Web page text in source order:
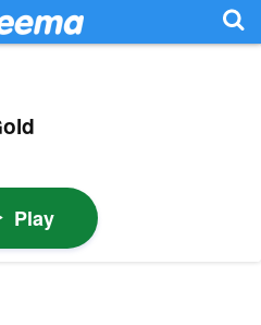
Play